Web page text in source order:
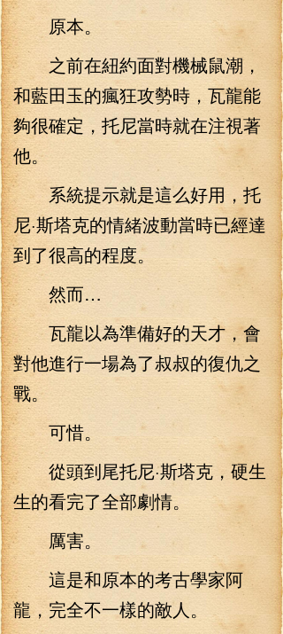
原本。
之前在紐約面對機械鼠潮，
和藍田玉的瘋狂攻勢時，瓦龍能
夠很確定，托尼當時就在注視著
他。
系統提示就是這么好用，托
尼·斯塔克的情緒波動當時已經達
到了很高的程度。
然而…
瓦龍以為準備好的天才，會
對他進行一場為了叔叔的復仇之
戰。
可惜。
從頭到尾托尼·斯塔克，硬生
生的看完了全部劇情。
厲害。
這是和原本的考古學家阿
龍，完全不一樣的敵人。